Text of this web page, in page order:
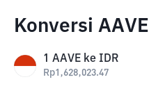
Konversi AAVE
1 AAVE ke IDR
Rp1,628,023.47